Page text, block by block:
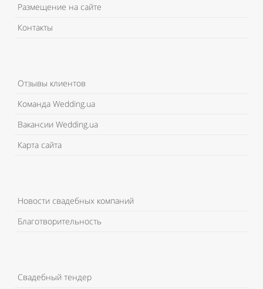
Размещение на сайте
Контакты
Отзывы клиентов
Команда Wedding.ua
Вакансии Wedding.ua
Карта сайта
Новости свадебных компаний
Благотворительность
Свадебный тендер